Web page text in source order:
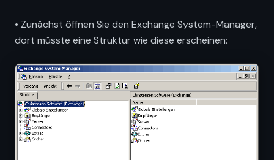
• Zunächst öffnen Sie den Exchange System-Manager,
dort müsste eine Struktur wie diese erscheinen: